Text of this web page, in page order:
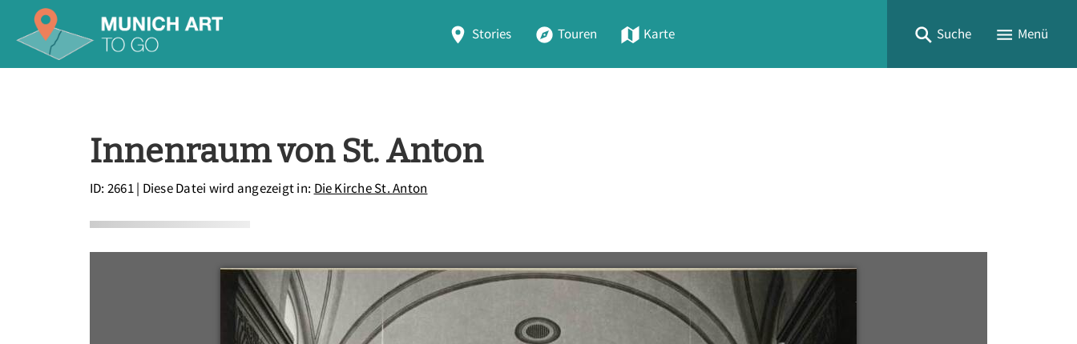
Stories Touren Karte Suche Menü
Innenraum von St. Anton
ID: 2661| Diese Datei wird angezeigt in: Die Kirche St. Anton